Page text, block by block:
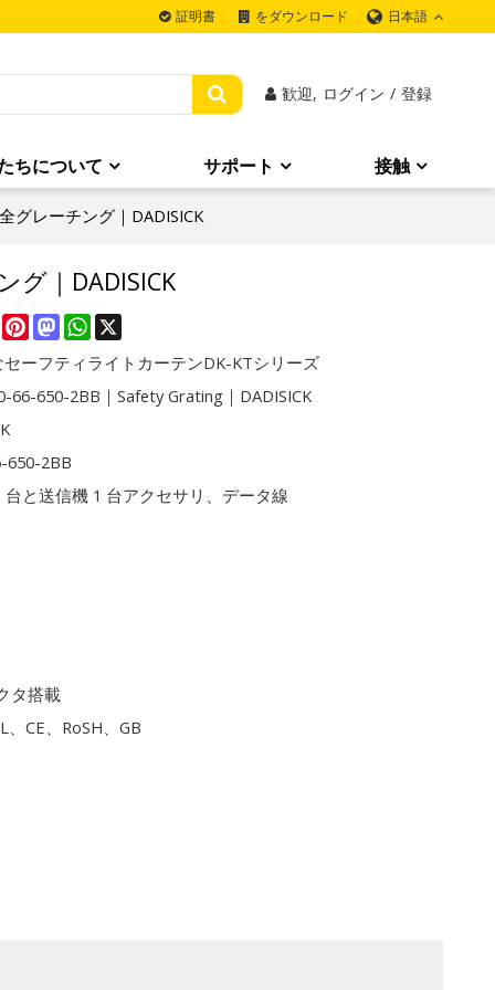
証明書 をダウンロード 日本語
歓迎, ログイン / 登録
ちについて サポート 接触
グレーチング｜DADISICK
グ｜DADISICK
Facebook
PinterestMastodonWhatsApp
ーフティライトカーテンDK-KTシリーズ
66-650-2BB｜Safety Grating｜DADISICK
650-2BB
台と送信機 1 台アクセサリ、データ線
タ搭載
、CE、RoSH、GB